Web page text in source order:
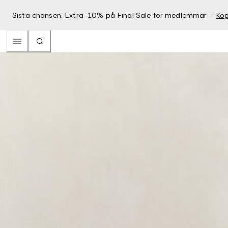
Sista chansen: Extra -10% på Final Sale för medlemmar –